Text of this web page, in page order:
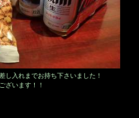
し入れまでお持ち下さいました！
ざいます！！